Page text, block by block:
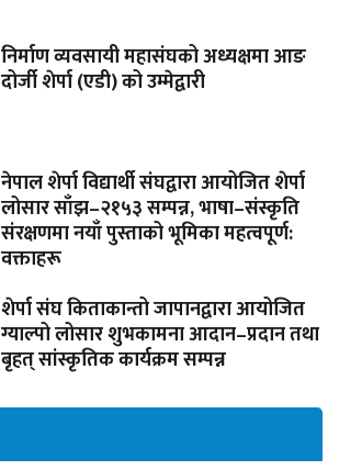
निर्माण व्यवसायी महासंघको अध्यक्षमा आङ
दोर्जी शेर्पा (एडी) को उम्मेद्वारी
नेपाल शेर्पा विद्यार्थी संघद्वारा आयोजित शेर्पा
लोसार साँझ–२१५३ सम्पन्न, भाषा–संस्कृति
संरक्षणमा नयाँ पुस्ताको भूमिका महत्वपूर्ण:
वक्ताहरू
शेर्पा संघ किताकान्तो जापानद्वारा आयोजित
ग्याल्पो लोसार शुभकामना आदान–प्रदान तथा
बृहत् सांस्कृतिक कार्यक्रम सम्पन्न